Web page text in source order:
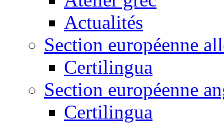
Actualités
Section européenne
Certilingua
Section européenne
Certilingua